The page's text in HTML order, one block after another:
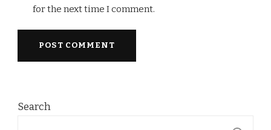
for the next time I comment.
Search